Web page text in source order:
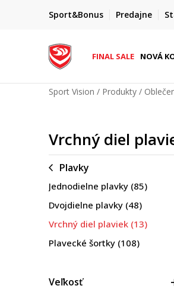
Sport&Bonus Predajne
FINAL
+ extra zľava
FINAL SALE NOVÁ
Sport Vision Produkty
Vrchný diel
Plavky
Jednodielne plavky (85)
Dvojdielne plavky (48)
Vrchný diel plaviek (13)
Plavecké šortky (108)
Veľkosť